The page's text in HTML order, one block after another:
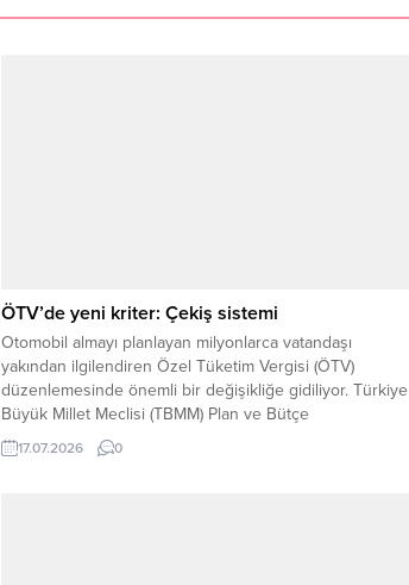
ÖTV’de yeni kriter: Çekiş sistemi
Otomobil almayı planlayan milyonlarca vatandaşı
yakından ilgilendiren Özel Tüketim Vergisi (ÖTV)
düzenlemesinde önemli bir değişikliğe gidiliyor. Türkiye
Büyük Millet Meclisi (TBMM) Plan ve Bütçe
Komisyonu’nda kabul edilen kanun teklifiyle,
otomobillerde ÖTV oranlarının belirlenmesinde yalnızca
17.07.2026 0